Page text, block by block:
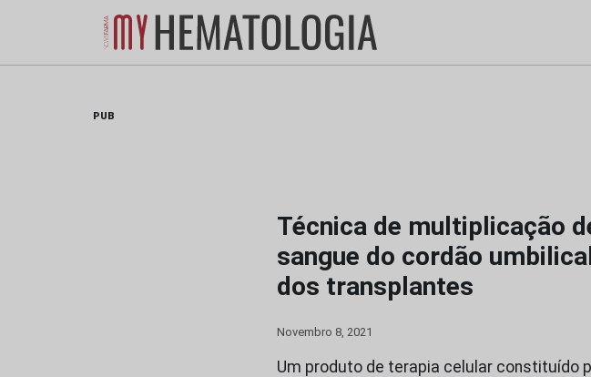
PUB
Técnica de multiplicação
sangue do cordão
dos transplantes
Novembro 8, 2021
Um produto de terapia celular constituído